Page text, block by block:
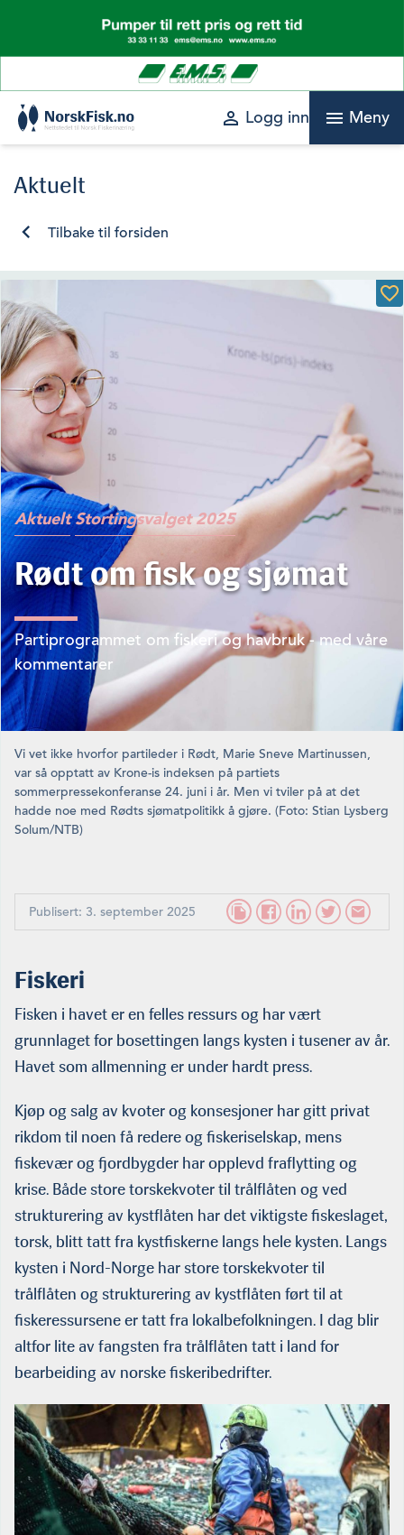
content
perm_identity Logg inn menu Meny
Aktuelt
Tilbake til forsiden
Aktuelt Stortingsvalget 2025
Rødt om fisk og sjømat
Partiprogrammet om fiskeri og havbruk - med våre
kommentarer
Vi vet ikke hvorfor partileder i Rødt, Marie Sneve Martinussen,
var så opptatt av Krone-is indeksen på partiets
sommerpressekonferanse 24. juni i år. Men vi tviler på at det
hadde noe med Rødts sjømatpolitikk å gjøre. (Foto: Stian Lysberg
Solum/NTB)
Publisert: 3. september 2025
Fiskeri
Fisken i havet er en felles ressurs og har vært
grunnlaget for bosettingen langs kysten i tusener av år.
Havet som allmenning er under hardt press.
Kjøp og salg av kvoter og konsesjoner har gitt privat
rikdom til noen få redere og fiskeriselskap, mens
fiskevær og fjordbygder har opplevd fraflytting og
krise. Både store torskekvoter til trålflåten og ved
strukturering av kystflåten har det viktigste fiskeslaget,
torsk, blitt tatt fra kystfiskerne langs hele kysten. Langs
kysten i Nord-Norge har store torskekvoter til
trålflåten og strukturering av kystflåten ført til at
fiskeressursene er tatt fra lokalbefolkningen. I dag blir
altfor lite av fangsten fra trålflåten tatt i land for
bearbeiding av norske fiskeribedrifter.